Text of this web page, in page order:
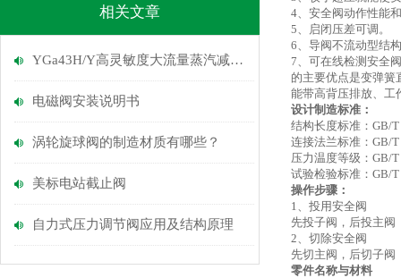
相关文章
YGa43H/Y高灵敏度大流量蒸汽减压阀
电磁阀安装说明书
涡轮旋球阀的制造材质有哪些？
美标电站截止阀
自力式压力调节阀应用及结构原理
4、安全阀动作性能
5、启闭压差可调。
6、导阀不流动型结
7、可在线检测安全
的主要优点是变弹簧
能带高背压排放、工
设计制造标准：
结构长度标准：GB/
连接法兰标准：GB/T
压力温度等级：GB/
试验检验标准：GB/
操作步骤：
1、投用安全阀
先投子阀，后投主阀
2、切除安全阀
先切主阀，后切子阀
零件名称与材料